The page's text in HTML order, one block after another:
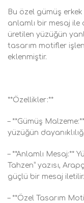
Bu özel gümüş
anlamlı bir mesaj ile
üretilen yüzüğün
tasarım motifler
eklenmiştir.
**Özellikler:**
– **Gümüş
yüzüğün
– **Anlamlı Mesaj:**
Tahzen” yazısı,
güçlü bir mesaj iletilir.
– **Özel Tasarım